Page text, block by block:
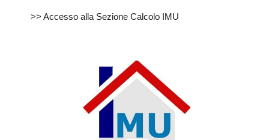
>> Accesso alla Sezione Calcolo IMU